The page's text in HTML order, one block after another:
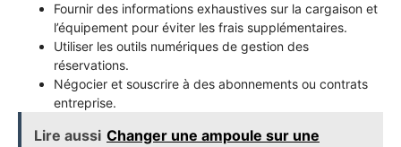
Fournir des informations exhaustives sur la cargaison et
l’équipement pour éviter les frais supplémentaires.
Utiliser les outils numériques de gestion des
réservations.
Négocier et souscrire à des abonnements ou contrats
entreprise.
Lire aussi Changer une ampoule sur une